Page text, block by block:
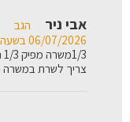
אבי ניר
הגב
06/07/2026 בשעה 8:51
צריך לשרת